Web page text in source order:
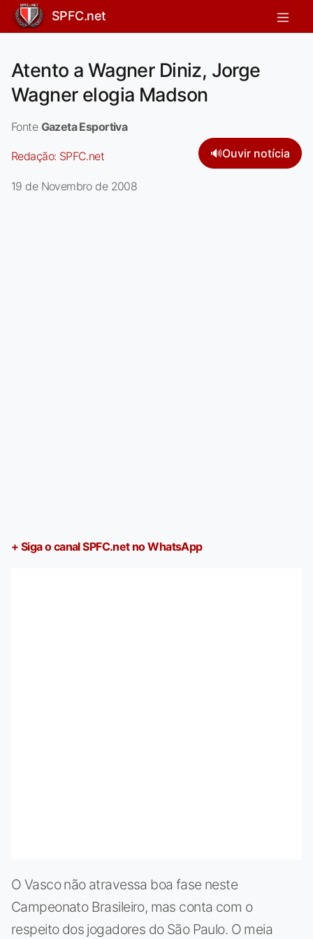
SPFC.net
Atento a Wagner Diniz, Jorge
Wagner elogia Madson
Fonte Gazeta Esportiva
Redação: SPFC.net 🔊Ouvir notícia
19 de Novembro de 2008
+ Siga o canal SPFC.net no WhatsApp
O Vasco não atravessa boa fase neste
Campeonato Brasileiro, mas conta com o
respeito dos jogadores do São Paulo. O meia